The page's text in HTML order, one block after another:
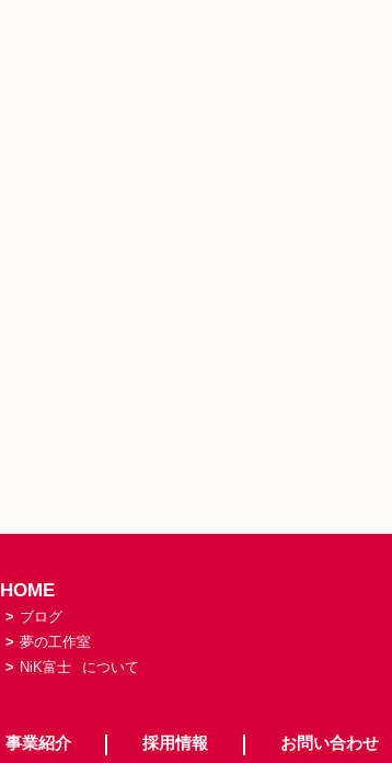
HOME
> ブログ
> 夢の工作室
> NiK富士 について
事業紹介 採用情報 お問い合わせ